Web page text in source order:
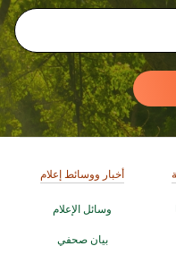
أخبار ووسائط إعلام
وسائل الإعلام
بيان صحفي